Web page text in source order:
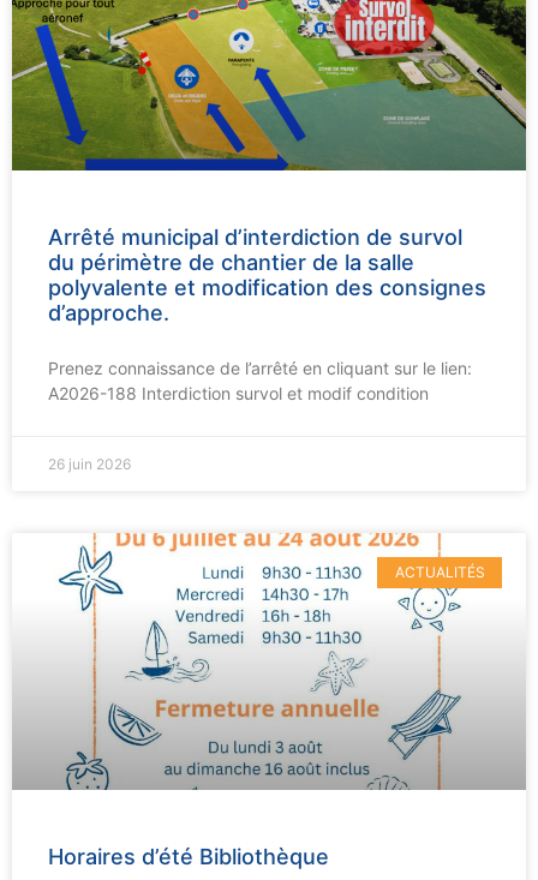
Arrêté municipal d’interdiction de survol
du périmètre de chantier de la salle
polyvalente et modification des consignes
d’approche.
Prenez connaissance de l’arrêté en cliquant sur le lien:
A2026-188 Interdiction survol et modif condition
26 juin 2026
ACTUALITÉS
Horaires d’été Bibliothèque